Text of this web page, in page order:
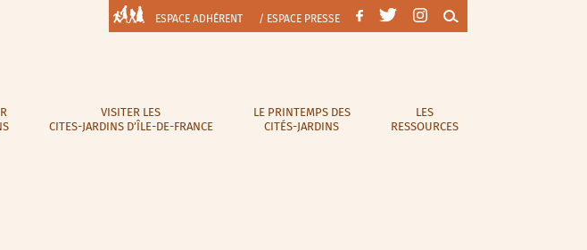
ESPACE ADHÉRENT / ESPACE PRESSE
VISITER LES
CITES-JARDINS D’ÎLE-DE-FRANCE
LE PRINTEMPS DES
CITÉS-JARDINS
LES
RESSOURCES